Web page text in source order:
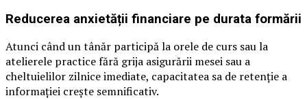
Reducerea anxietății financiare pe durata formării
Atunci când un tânăr participă la orele de curs sau la
atelierele practice fără grija asigurării mesei sau a
cheltuielilor zilnice imediate, capacitatea sa de retenție a
informației crește semnificativ.